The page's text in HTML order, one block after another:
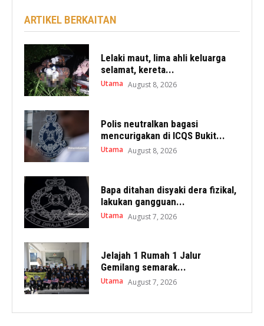
ARTIKEL BERKAITAN
Lelaki maut, lima ahli keluarga
selamat, kereta...
Utama August 8, 2026
Polis neutralkan bagasi
mencurigakan di ICQS Bukit...
Utama August 8, 2026
Bapa ditahan disyaki dera fizikal,
lakukan gangguan...
Utama August 7, 2026
Jelajah 1 Rumah 1 Jalur
Gemilang semarak...
Utama August 7, 2026